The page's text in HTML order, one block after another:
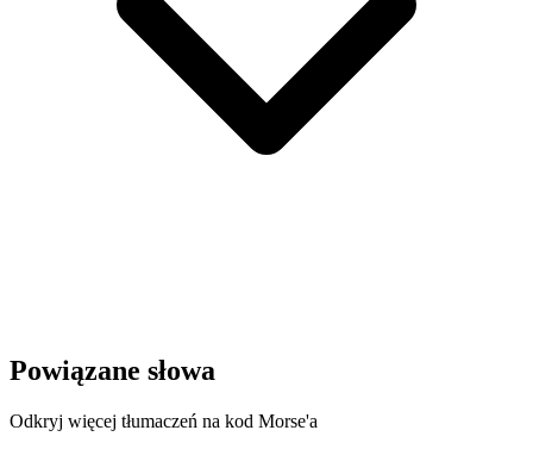
Powiązane słowa
Odkryj więcej tłumaczeń na kod Morse'a